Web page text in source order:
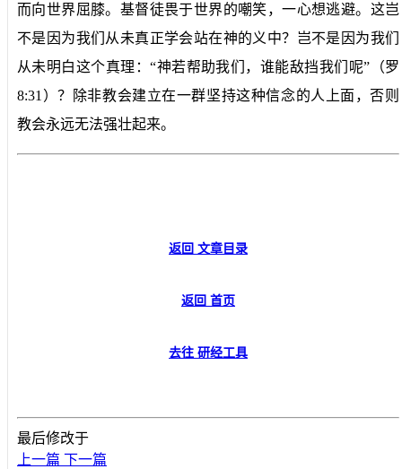
而向世界屈膝。基督徒畏于世界的嘲笑，一心想逃避。这岂
不是因为我们从未真正学会站在神的义中？岂不是因为我们
从未明白这个真理：“神若帮助我们，谁能敌挡我们呢”（罗
8:31 ）？除非教会建立在一群坚持这种信念的人上面，否则
教会永远无法强壮起来。
返回 文章目录
返回 首页
去往 研经工具
最后修改于
上一篇 下一篇